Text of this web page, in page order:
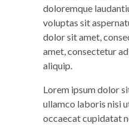
doloremque
voluptas sit
dolor sit amet,
amet, consectetur
aliquip.
Lorem ipsum dolor
ullamco laboris nisi
occaecat cupidatat